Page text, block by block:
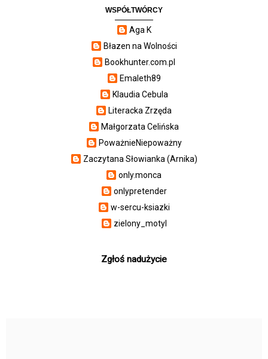
WSPÓŁTWÓRCY
Aga K
Błazen na Wolności
Bookhunter.com.pl
Emaleth89
Klaudia Cebula
Literacka Zrzęda
Małgorzata Celińska
PoważnieNiepoważny
Zaczytana Słowianka (Arnika)
only.monca
onlypretender
w-sercu-ksiazki
zielony_motyl
Zgłoś nadużycie